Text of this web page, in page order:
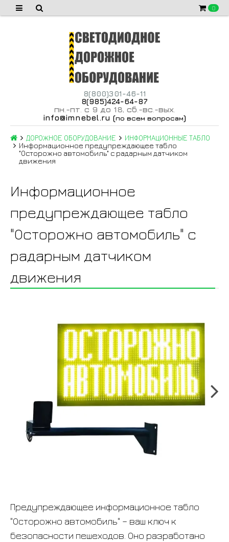
0
8(800)301-46-11
8(985)424-64-87
пн -пт с 9 до 18, сб -вс -вых.
info@imnebel.ru (по всем вопросам)
ДОРОЖНОЕ ОБОРУДОВАНИЕ
ИНФОРМАЦИОННЫЕ ТАБЛО
Информационное предупреждающее табло
"Осторожно автомобиль" с радарным датчиком
движения
Информационное
предупреждающее табло
"Осторожно автомобиль" с
радарным датчиком
движения
Предупреждающее информационное табло
"Осторожно автомобиль" – ваш ключ к
безопасности пешеходов. Оно разработано